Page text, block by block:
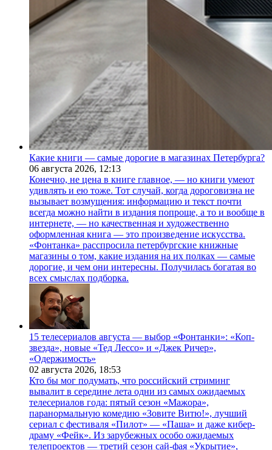
Какие книги — самые дорогие в магазинах Петербурга?
06 августа 2026, 12:13
Конечно, не цена в книге главное, — но книги умеют
удивлять и ею тоже. Тот случай, когда дороговизна не
вызывает возмущения: информацию и текст почти
всегда можно найти в издания попроще, а то и вообще в
интернете, — но качественная и художественно
оформленная книга — это произведение искусства.
«Фонтанка» расспросила петербургские книжные
магазины о том, какие издания на их полках — самые
дорогие, и чем они интересны. Получилась богатая во
всех смыслах подборка.
15 телесериалов августа — выбор «Фонтанки»: «Коп-
звезда», новые «Тед Лессо» и «Джек Ричер»,
«Одержимость»
02 августа 2026, 18:53
Кто бы мог подумать, что российский стриминг
вывалит в середине лета одни из самых ожидаемых
телесериалов года: пятый сезон «Мажора»,
паранормальную комедию «Зовите Витю!», лучший
сериал с фестиваля «Пилот» — «Паша» и даже кибер-
драму «Фейк». Из зарубежных особо ожидаемых
телепроектов — третий сезон сай-фая «Укрытие»,